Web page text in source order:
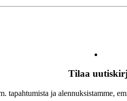
Tilaa
tapahtumista ja alennuksistamme,